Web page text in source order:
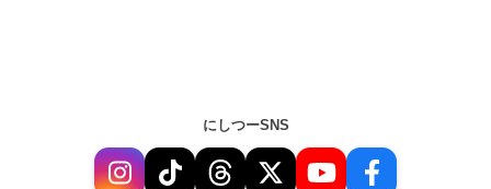
にしつーSNS